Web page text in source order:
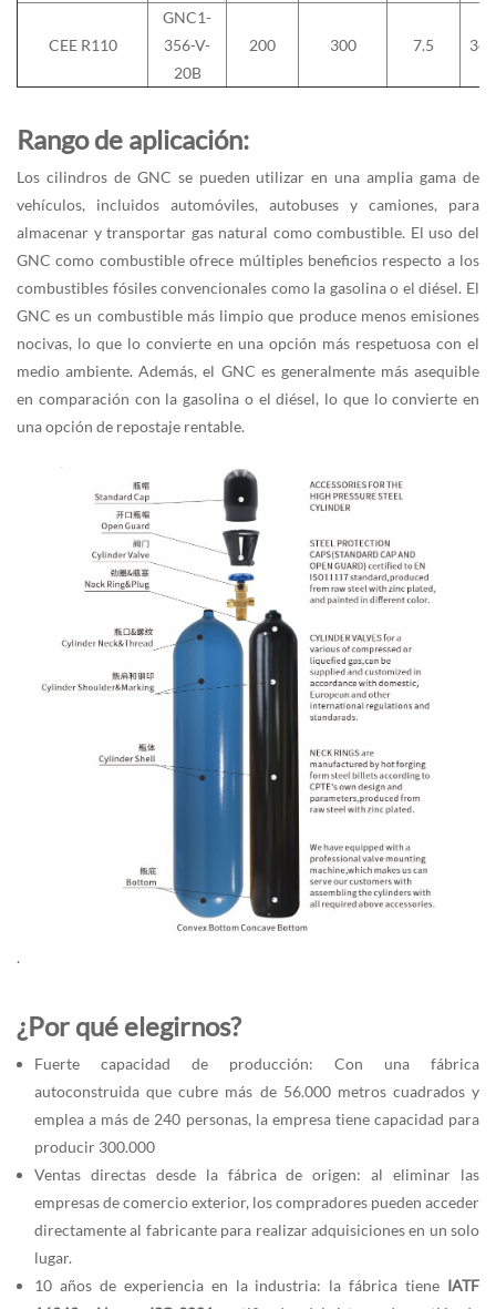
CEE R110
GNC1-
356-V-
20B
200 300 7.5
Rango de aplicación:
Los cilindros de GNC se pueden utilizar en una amplia gama de
vehículos, incluidos automóviles, autobuses y camiones, para
almacenar y transportar gas natural como combustible. El uso del
GNC como combustible ofrece múltiples beneficios respecto a los
combustibles fósiles convencionales como la gasolina o el diésel. El
GNC es un combustible más limpio que produce menos emisiones
nocivas, lo que lo convierte en una opción más respetuosa con el
medio ambiente. Además, el GNC es generalmente más asequible
en comparación con la gasolina o el diésel, lo que lo convierte en
una opción de repostaje rentable.
.
¿Por qué elegirnos?
Fuerte capacidad de producción: Con una fábrica
autoconstruida que cubre más de 56.000 metros cuadrados y
emplea a más de 240 personas, la empresa tiene capacidad para
producir 300.000
Ventas directas desde la fábrica de origen: al eliminar las
empresas de comercio exterior, los compradores pueden acceder
directamente al fabricante para realizar adquisiciones en un solo
lugar.
10 años de experiencia en la industria: la fábrica tiene IATF